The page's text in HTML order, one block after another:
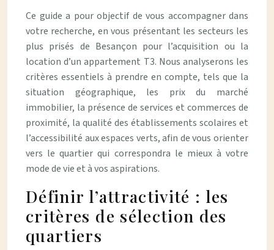
Ce guide a pour objectif de vous accompagner dans
votre recherche, en vous présentant les secteurs les
plus prisés de Besançon pour l’acquisition ou la
location d’un appartement T3. Nous analyserons les
critères essentiels à prendre en compte, tels que la
situation géographique, les prix du marché
immobilier, la présence de services et commerces de
proximité, la qualité des établissements scolaires et
l’accessibilité aux espaces verts, afin de vous orienter
vers le quartier qui correspondra le mieux à votre
mode de vie et à vos aspirations.
Définir l’attractivité : les
critères de sélection des
quartiers